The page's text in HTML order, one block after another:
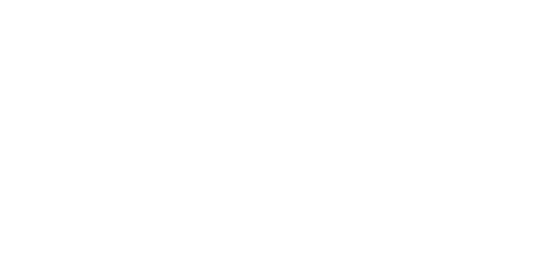
deviennent de plus en plus populaires de jour en jour, Charge Technology est fondée en 2019 afin de fournir des solutions dans
de véhicules électriques, y compris HMI (Human Machine Interface) qui est responsable de la collecte des paiements et qui
de recharge AC/DC publiques et privées, et aussi des solutions de plate-forme de facturation, de recharge et de gestion des
avec un savoir-faire approfondi et fournissons nos solutions à divers fabricants de chargeurs EV.